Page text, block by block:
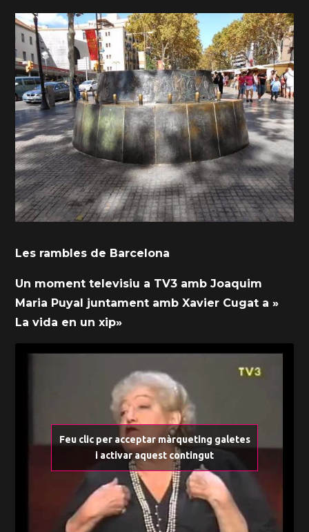
Les rambles de Barcelona
Un moment televisiu a TV3 amb Joaquim
Maria Puyal juntament amb Xavier Cugat a »
La vida en un xip»
Feu clic per acceptar màrqueting galetes
i activar aquest contingut